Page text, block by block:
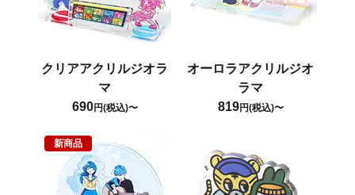
クリアアクリルジオラ
マ
690円(税込)〜
オーロラアクリルジオ
ラマ
819円(税込)〜
新商品